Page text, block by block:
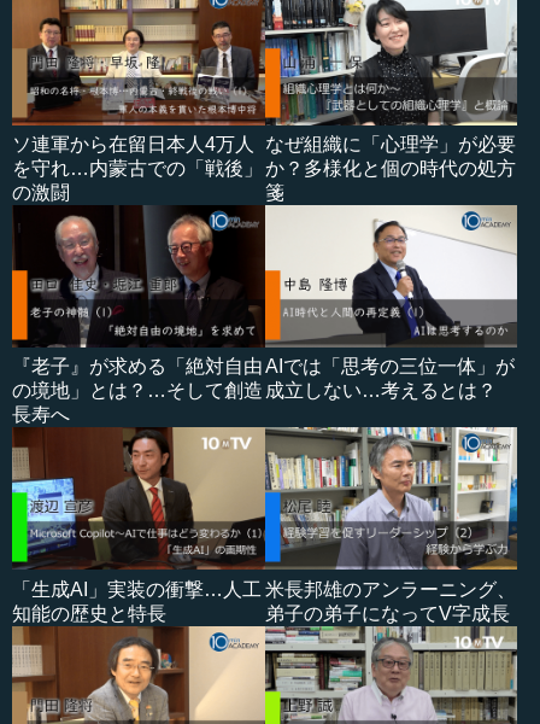
ソ連軍から在留日本人4万人
を守れ…内蒙古での「戦後」
の激闘
なぜ組織に「心理学」が必要
か？多様化と個の時代の処方
箋
『老子』が求める「絶対自由
の境地」とは？…そして創造
長寿へ
AIでは「思考の三位一体」が
成立しない…考えるとは？
「生成AI」実装の衝撃…人工
知能の歴史と特長
米長邦雄のアンラーニング、
弟子の弟子になってV字成長